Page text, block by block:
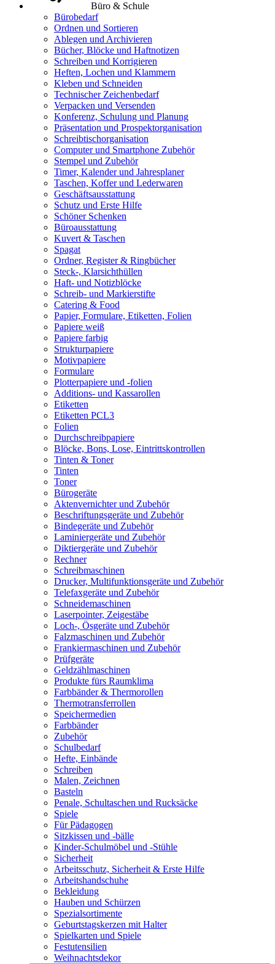
Büro & Schule
Bürobedarf
Ordnen und Sortieren
Ablegen und Archivieren
Bücher, Blöcke und Haftnotizen
Schreiben und Korrigieren
Heften, Lochen und Klammern
Kleben und Schneiden
Technischer Zeichenbedarf
Verpacken und Versenden
Konferenz, Schulung und Planung
Präsentation und Prospektorganisation
Schreibtischorganisation
Computer und Smartphone Zubehör
Stempel und Zubehör
Timer, Kalender und Jahresplaner
Taschen, Koffer und Lederwaren
Geschäftsausstattung
Schutz und Erste Hilfe
Schöner Schenken
Büroausstattung
Kuvert & Taschen
Spagat
Ordner, Register & Ringbücher
Steck-, Klarsichthüllen
Haft- und Notizblöcke
Schreib- und Markierstifte
Catering & Food
Papier, Formulare, Etiketten, Folien
Papiere weiß
Papiere farbig
Strukturpapiere
Motivpapiere
Formulare
Plotterpapiere und -folien
Additions- und Kassarollen
Etiketten
Etiketten PCL3
Folien
Durchschreibpapiere
Blöcke, Bons, Lose, Eintrittskontrollen
Tinten & Toner
Tinten
Toner
Bürogeräte
Aktenvernichter und Zubehör
Beschriftungsgeräte und Zubehör
Bindegeräte und Zubehör
Laminiergeräte und Zubehör
Diktiergeräte und Zubehör
Rechner
Schreibmaschinen
Drucker, Multifunktionsgeräte und Zubehör
Telefaxgeräte und Zubehör
Schneidemaschinen
Laserpointer, Zeigestäbe
Loch-, Ösgeräte und Zubehör
Falzmaschinen und Zubehör
Frankiermaschinen und Zubehör
Prüfgeräte
Geldzählmaschinen
Produkte fürs Raumklima
Farbbänder & Thermorollen
Thermotransferrollen
Speichermedien
Farbbänder
Zubehör
Schulbedarf
Hefte, Einbände
Schreiben
Malen, Zeichnen
Basteln
Penale, Schultaschen und Rucksäcke
Spiele
Für Pädagogen
Sitzkissen und -bälle
Kinder-Schulmöbel und -Stühle
Sicherheit
Arbeitsschutz, Sicherheit & Erste Hilfe
Arbeitshandschuhe
Bekleidung
Hauben und Schürzen
Spezialsortimente
Geburtstagskerzen mit Halter
Spielkarten und Spiele
Festutensilien
Weihnachtsdekor